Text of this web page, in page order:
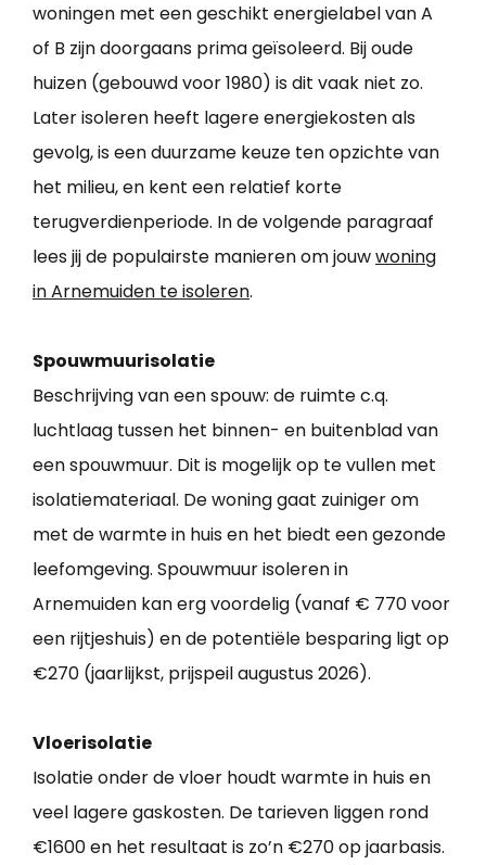
woningen met een geschikt energielabel van A
of B zijn doorgaans prima geïsoleerd. Bij oude
huizen (gebouwd voor 1980) is dit vaak niet zo.
Later isoleren heeft lagere energiekosten als
gevolg, is een duurzame keuze ten opzichte van
het milieu, en kent een relatief korte
terugverdienperiode. In de volgende paragraaf
lees jij de populairste manieren om jouwwoning
in Arnemuiden te isoleren.
Spouwmuurisolatie
Beschrijving van een spouw: de ruimte c.q.
luchtlaag tussen het binnen- en buitenblad van
een spouwmuur. Dit is mogelijk op te vullen met
isolatiemateriaal. De woning gaat zuiniger om
met de warmte in huis en het biedt een gezonde
leefomgeving. Spouwmuur isoleren in
Arnemuiden kan erg voordelig (vanaf € 770 voor
een rijtjeshuis) en de potentiële besparing ligt op
€270 (jaarlijkst, prijspeil augustus 2026).
Vloerisolatie
Isolatie onder de vloer houdt warmte in huis en
veel lagere gaskosten. De tarieven liggen rond
€1600 en het resultaat is zo’n €270 op jaarbasis.